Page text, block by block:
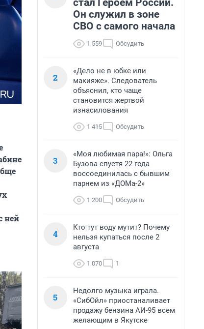
ней
стал Героем России.
Он служил в зоне
СВО с самого начала
1 559 Обсудить
2
«Дело не в юбке или
макияже». Следователь
объяснил, кто чаще
становится жертвой
изнасилования
1 415 Обсудить
3
«Моя любимая пара!»: Ольга
Бузова спустя 22 года
воссоединилась с бывшим
парнем из «ДОМа-2»
1 200 Обсудить
4
Кто тут воду мутит? Почему
нельзя купаться после 2
августа
1 070 1
5
Недолго музыка играла.
«СибОйл» приостаналивает
продажу бензина АИ-95 всем
желающим в Якутске